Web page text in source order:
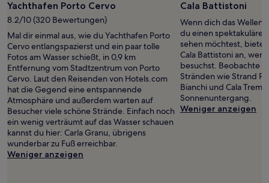
Yachthafen Porto Cervo
8.2/10 (320 Bewertungen)
Mal dir einmal aus, wie du Yachthafen Porto
Cervo entlangspazierst und ein paar tolle
Fotos am Wasser schießt, in 0,9 km
Entfernung vom Stadtzentrum von Porto
Cervo. Laut den Reisenden von Hotels.com
hat die Gegend eine entspannende
Atmosphäre und außerdem warten auf
Besucher viele schöne Strände. Einfach noch
ein wenig verträumt auf das Wasser schauen
kannst du hier: Carla Granu, übrigens
wunderbar zu Fuß erreichbar.
Weniger anzeigen
Cala Battistoni
Wenn dich das
du einen
sehen möchtest, bietet
Cala Battistoni an,
besuchst. Beobachte
Stränden wie Strand
Bianchi und Cala
Sonnenuntergang.
Weniger anzeigen